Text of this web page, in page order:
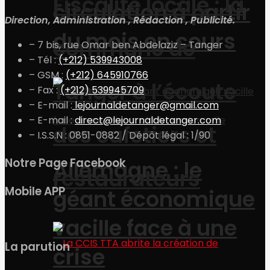
circulation à partir
du mois en cours
Allemagne : le
géant économique
vacille face à une
crise
commune de
Tanger à l’écoute
des cafetiers et
restaurateurs
Direction, Administration , Rédaction , Publicité.
– 7 bis, rue Omar ben Abdelaziz – Tanger
– Tél : (+212) 539943008
– GSM : (+212) 645910766
– Fax : (+212) 539945709
– E-mail : lejournaldetanger@gmail.com
– E-mail :direct@lejournaldetanger.com
– I.S.S.N : 0851-0882 / Dépôt légal : 1/90
Notre Page Facebook
Mobile APP
La parution